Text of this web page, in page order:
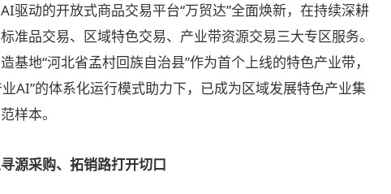
动的开放式商品交易平台“万贸达”全面焕新，在持续深耕
准品交易、区域特色交易、产业带资源交易三大专区服务。
基地“河北省孟村回族自治县”作为首个上线的特色产业带，
AI”的体系化运行模式助力下，已成为区域发展特色产业集
样本。
采购、拓销路打开切口